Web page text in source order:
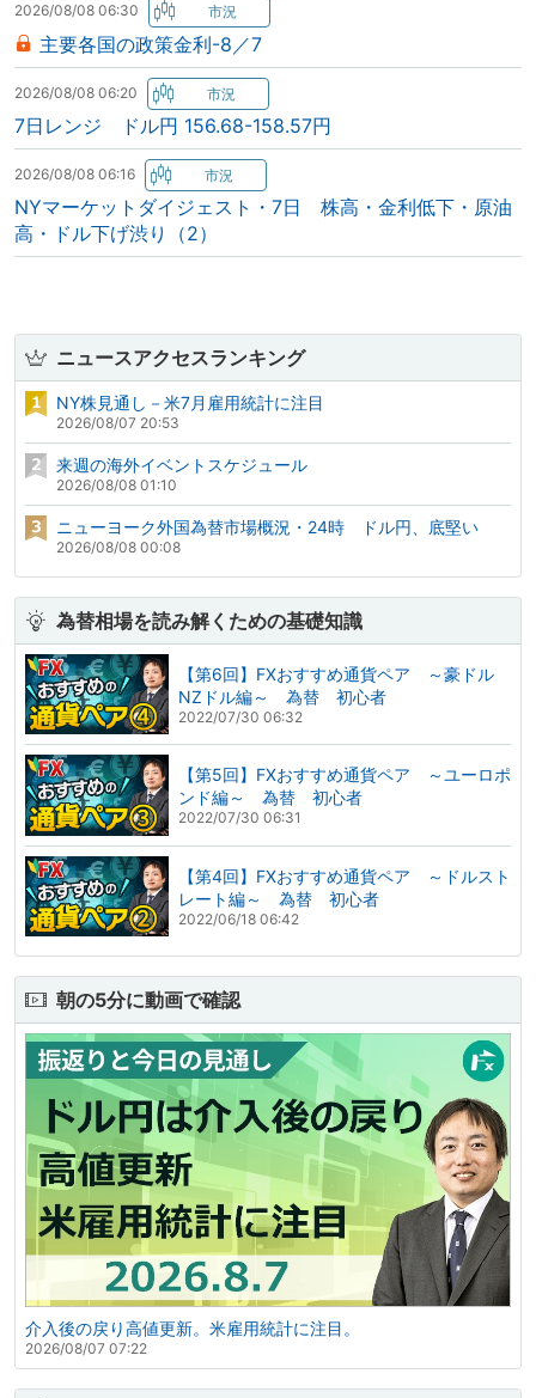
2026/08/08 06:30
主要各国の政策金利-8／7
2026/08/08 06:20
7日レンジ ドル円 156.68-158.57円
2026/08/08 06:16
NYマーケットダイジェスト・7日 株高・金利低下・原油
高・ドル下げ渋り（2）
ニュースアクセスランキング
NY株見通し－米7月雇用統計に注目
2026/08/07 20:53
来週の海外イベントスケジュール
2026/08/08 01:10
ニューヨーク外国為替市場概況・24時 ドル円、底堅い
2026/08/08 00:08
為替相場を読み解くための基礎知識
【第6回】FXおすすめ通貨ペア ～豪ドル
NZドル編～ 為替 初心者
2022/07/30 06:32
【第5回】FXおすすめ通貨ペア ～ユーロポ
ンド編～ 為替 初心者
2022/07/30 06:31
【第4回】FXおすすめ通貨ペア ～ドルスト
レート編～ 為替 初心者
2022/06/18 06:42
朝の5分に動画で確認
介入後の戻り高値更新。米雇用統計に注目。
2026/08/07 07:22